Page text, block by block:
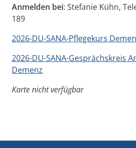
Anmelden bei: Stefanie Kühn,
189
2026-DU-SANA-Pflegekurs
2026-DU-SANA-Gesprächskreis
Demenz
Karte nicht verfügbar